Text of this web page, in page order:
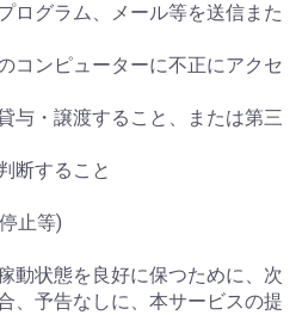
ログラム、メール等を送信また
コンピューターに不正にアクセ
与・譲渡すること、または第三
断すること
止等)
動状態を良好に保つために、次
、予告なしに、本サービスの提